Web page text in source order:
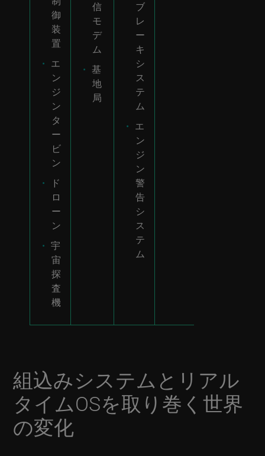
御
装
置
エ
ン
ジ
ン
タ
ー
ビ
ン
ド
ロ
ー
ン
宇
宙
探
査
機
信
モ
デ
ム
基
地
局
ブ
レ
ー
キ
シ
ス
テ
ム
エ
ン
ジ
ン
警
告
シ
ス
テ
ム
組込みシステムとリアル
タイムOSを取り巻く世界
の変化